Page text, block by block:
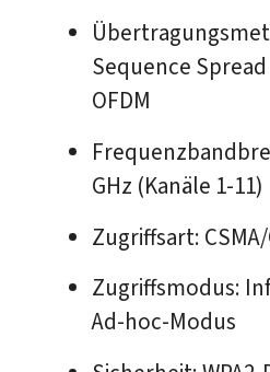
Sequence
OFDM
GHz (Kanäle 1-11)
Zugriffsart: CSMA/
Zugriffsmodus:
Ad-hoc-Modus